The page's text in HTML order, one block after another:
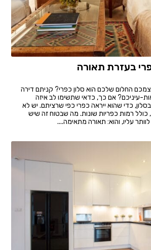
בעזרת תאורה
החלום שלכם הוא סלון כפרי? קניתם דירה
עיניכם? אם כך, כדאי שתשימו לב איזה
כדי שהוא ייראה כפרי כפי שרציתם. יש לא
רמות כפריות שונות. מה שבטוח זה שיש
עליו, והוא: תאורה מתאימה....